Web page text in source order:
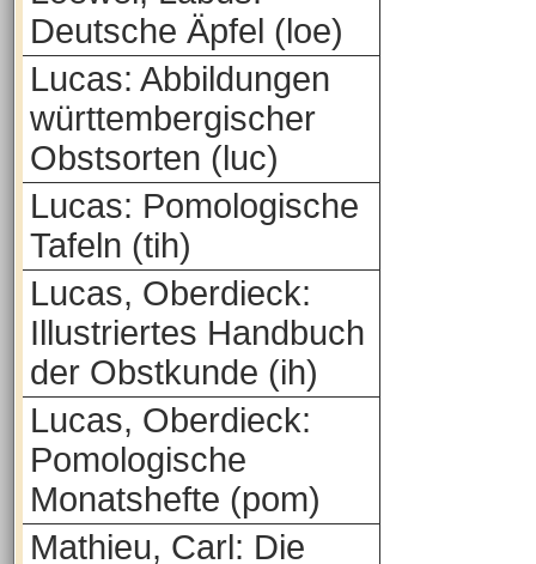
Deutsche Äpfel (loe)
Lucas: Abbildungen
württembergischer
Obstsorten (luc)
Lucas: Pomologische
Tafeln (tih)
Lucas, Oberdieck:
Illustriertes Handbuch
der Obstkunde (ih)
Lucas, Oberdieck:
Pomologische
Monatshefte (pom)
Mathieu, Carl: Die